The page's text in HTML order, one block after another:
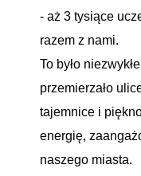
- aż 3 tysiące
razem z nami.
To było
przemierzało
tajemnice i
energię,
naszego miasta.